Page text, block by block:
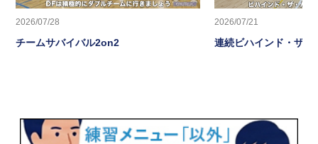
2026/07/28
チームサバイバル2on2
2026/07/21
連続ビハインド・ザ・